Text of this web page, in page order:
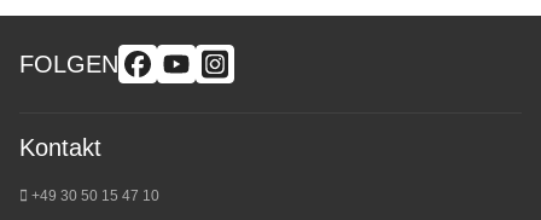
FOLGEN
Kontakt
+49 30 50 15 47 10